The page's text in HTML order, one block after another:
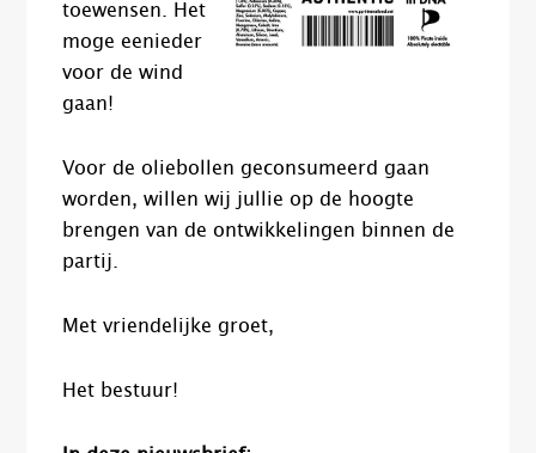
toewensen. Het
moge eenieder
voor de wind
gaan!
Voor de oliebollen geconsumeerd gaan
worden, willen wij jullie op de hoogte
brengen van de ontwikkelingen binnen de
partij.
Met vriendelijke groet,
Het bestuur!